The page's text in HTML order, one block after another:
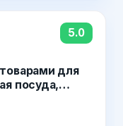
5.0
для
посуда,